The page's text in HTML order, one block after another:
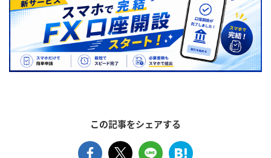
この記事をシェアする